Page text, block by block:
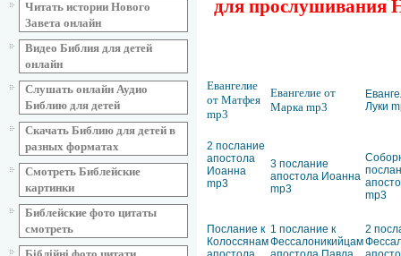
Читать истории Нового
Завета онлайн
Видео Библия для детей
онлайн
Слушать онлайн Аудио
Библию для детей
Скачать Библию для детей в
разных форматах
Смотреть Библейские
картинки
Библейские фото цитаты
смотреть
для прослушивания
Евангелие
от Матфея
mp3
Евангелие от
Марка mp3
Луки
2 послание
апостола
Иоанна
mp3
3 послание
апостола Иоанна
mp3
mp3
Послание к
Колоссянам
1 послание к
Фессалоникийцам
2